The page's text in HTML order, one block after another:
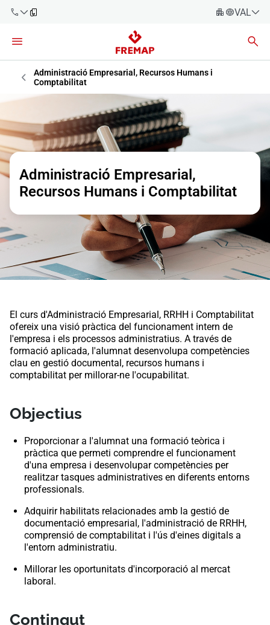
900 61 00
61
919 61 61
900 61 00
Empreses
Assessories
Treballadors
Proveïdors
Administració Empresarial, Recursos Humans i
Comptabilitat
Administració Empresarial,
Recursos Humans i Comptabilitat
El curs d'Administració Empresarial, RRHH i Comptabilitat
ofereix una visió pràctica del funcionament intern de
l'empresa i els processos administratius. A través de
formació aplicada, l'alumnat desenvolupa competències
clau en gestió documental, recursos humans i
comptabilitat per millorar-ne l'ocupabilitat.
Objectius
Proporcionar a l'alumnat una formació teòrica i
pràctica que permeti comprendre el funcionament
d'una empresa i desenvolupar competències per
realitzar tasques administratives en diferents entorns
professionals.
Adquirir habilitats relacionades amb la gestió de
documentació empresarial, l'administració de RRHH,
comprensió de comptabilitat i l'ús d'eines digitals a
l'entorn administratiu.
Millorar les oportunitats d'incorporació al mercat
laboral.
Contingut